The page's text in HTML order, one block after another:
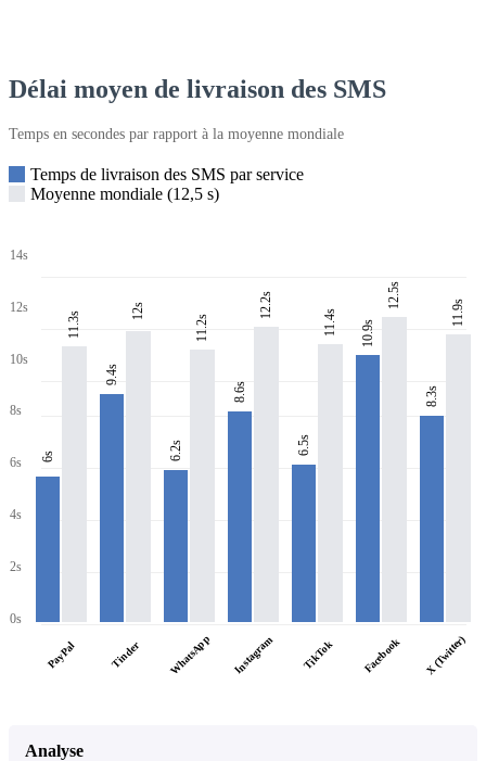
Délai moyen de livraison des SMS
Temps en secondes par rapport à la moyenne mondiale
Temps de livraison des SMS par service
Moyenne mondiale (12,5 s)
14s
12s
10s
8s
6s
4s
2s
0s
6s
11.3s
PayPal
9.4s
12s
Tinder
6.2s
11.2s
WhatsApp
8.6s
12.2s
Instagram
6.5s
11.4s
TikTok
10.9s
12.5s
Facebook
8.3s
11.9s
X (Twitter)
Analyse